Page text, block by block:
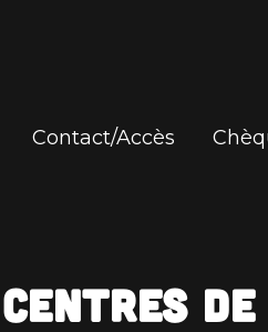
Contact/Accès